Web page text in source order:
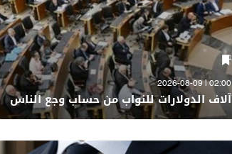
02:00 | 2026-08-09
آلاف الدولارات للنواب من حساب وجع الناس